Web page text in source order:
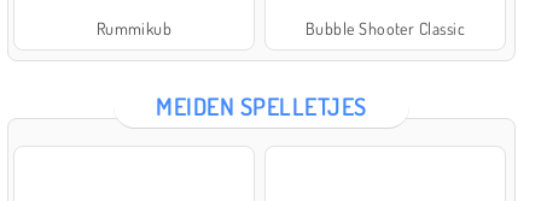
Rummikub Bubble Shooter Classic
MEIDEN SPELLETJES